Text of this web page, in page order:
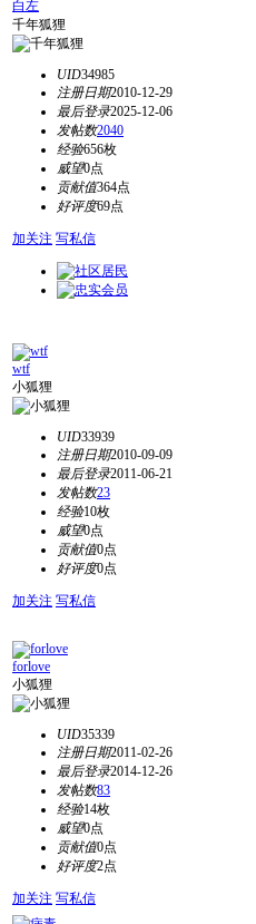
白左
千年狐狸
UID34985
注册日期2010-12-29
最后登录2025-12-06
发帖数2040
经验656枚
威望0点
贡献值364点
好评度69点
加关注 写私信
wtf
小狐狸
UID33939
注册日期2010-09-09
最后登录2011-06-21
发帖数23
经验10枚
威望0点
贡献值0点
好评度0点
加关注 写私信
forlove
小狐狸
UID35339
注册日期2011-02-26
最后登录2014-12-26
发帖数83
经验14枚
威望0点
贡献值0点
好评度2点
加关注 写私信